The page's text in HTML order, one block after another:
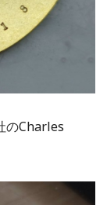
のCharles